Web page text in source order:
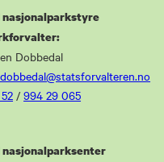
Dobbedal
/994 29 065